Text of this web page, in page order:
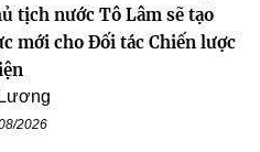
tịch nước Tô Lâm sẽ tạo
mới cho Đối tác Chiến lược
2026